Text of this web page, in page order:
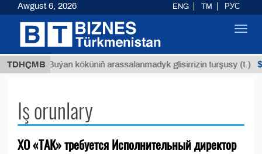
TDHÇMBBuýan köküniň arassalanmadyk glisirrizin turşusy (t.)
Iş orunlary
ХО «TAK» требуется Исполнительный директор
Awgust 6, 2026 ENG TM РУС